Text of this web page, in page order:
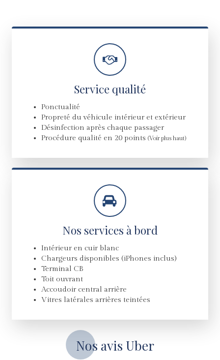
Service qualité
Ponctualité
Propreté du véhicule intérieur et extérieur
Désinfection après chaque passager
Procédure qualité en 20 points (Voir plus haut)
Nos services à bord
Intérieur en cuir blanc
Chargeurs disponibles (iPhones inclus)
Terminal CB
Toit ouvrant
Accoudoir central arrière
Vitres latérales arrières teintées
Nos avis Uber